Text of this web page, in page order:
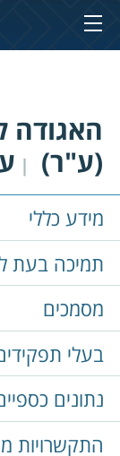
האגודה
(ע"ר)
|
מידע כללי
תמיכה בעת
מסמכים
בעלי
נתונים
התקשרויות